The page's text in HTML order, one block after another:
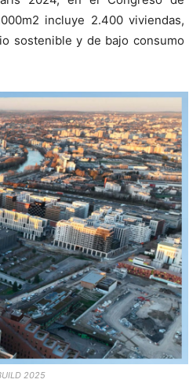
incluye 2.400 viviendas,
sostenible y de bajo consumo
2025